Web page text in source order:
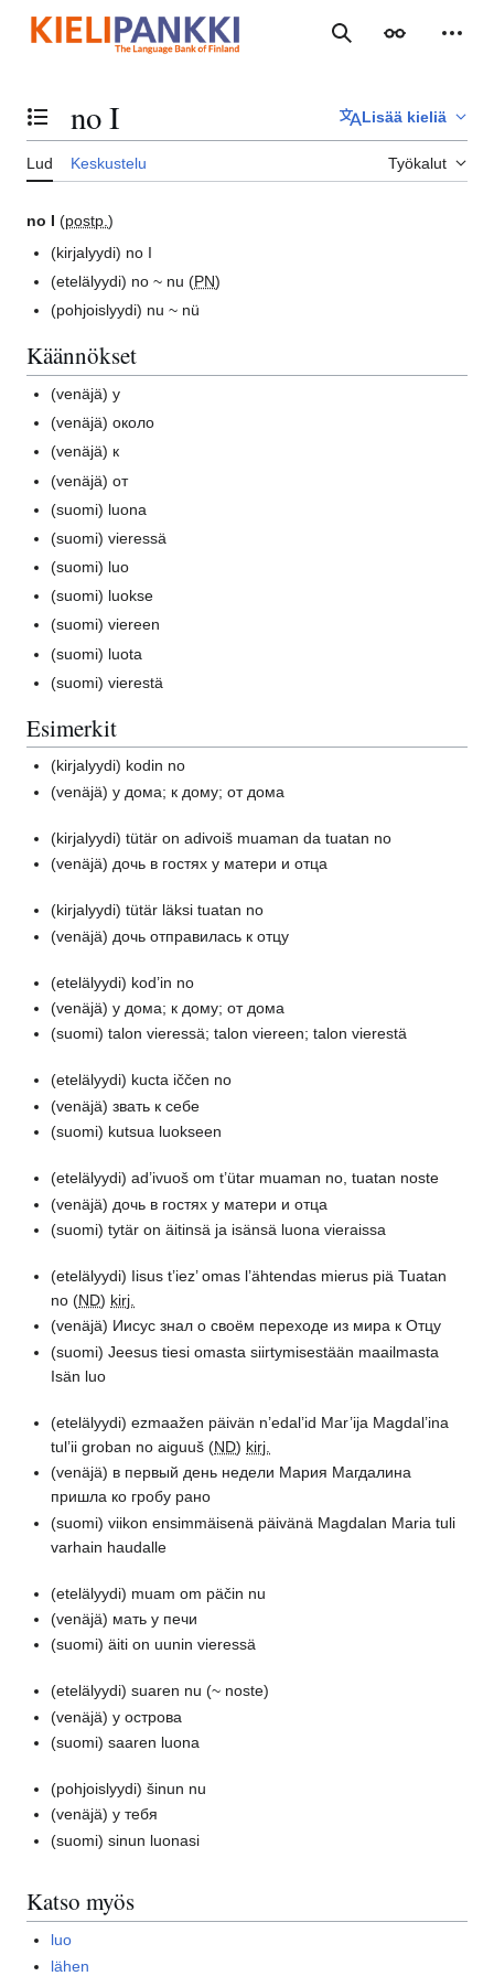
sisältöön
Haku Ulkoasu
Vaihda sisällysluettelo
no I Lisää kieliä
Lud Keskustelu Työkalut
no I (postp. )
(kirjalyydi) no I
(etelälyydi) no ~ nu (PN)
(pohjoislyydi) nu ~ nü
Käännökset
(venäjä)у
(venäjä)около
(venäjä) к
(venäjä)от
(suomi) luona
(suomi)vieressä
(suomi) luo
(suomi) luokse
(suomi)viereen
(suomi) luota
(suomi)vierestä
Esimerkit
(kirjalyydi) kodin no
(venäjä)у дома; к дому; от дома
(kirjalyydi)tütär on adivoiš muaman da tuatan no
(venäjä)дочь в гостях у матери и отца
(kirjalyydi)tütär läksi tuatan no
(venäjä) дочь отправилась к отцу
(etelälyydi) kod’in no
(venäjä)у дома; к дому; от дома
(suomi)talon vieressä; talon viereen; talon vierestä
(etelälyydi) kucta iččen no
(venäjä)звать к себе
(suomi) kutsua luokseen
(etelälyydi)ad’ivuoš om t’ütar muaman no, tuatan noste
(venäjä) дочь в гостях у матери и отца
(suomi)tytär on äitinsä ja isänsä luona vieraissa
(etelälyydi) Iisus t’iez’ omas l’ähtendas mierus piä Tuatan
no (ND) kirj.
(venäjä) Иисус знал о своём переходе из мира к Отцу
(suomi)Jeesus tiesi omasta siirtymisestään maailmasta
Isän luo
(etelälyydi)ezmaažen päivän n’edal’id Mar’ija Magdal’ina
tul’ii groban no aiguuš (ND) kirj.
(venäjä) в первый день недели Мария Магдалина
пришла ко гробу рано
(suomi)viikon ensimmäisenä päivänä Magdalan Maria tuli
varhain haudalle
(etelälyydi) muam om päčin nu
(venäjä) мать у печи
(suomi)äiti on uunin vieressä
(etelälyydi)suaren nu (~ noste)
(venäjä)у острова
(suomi)saaren luona
(pohjoislyydi)šinun nu
(venäjä)у тебя
(suomi)sinun luonasi
Katso myös
luo
lähen